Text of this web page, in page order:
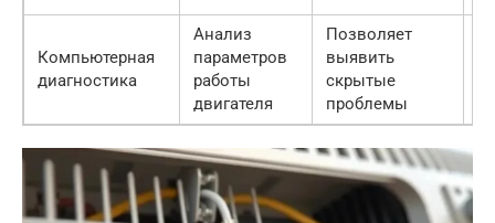
Компьютерная
диагностика
Анализ
параметров
работы
двигателя
Позволяет
выявить
скрытые
проблемы